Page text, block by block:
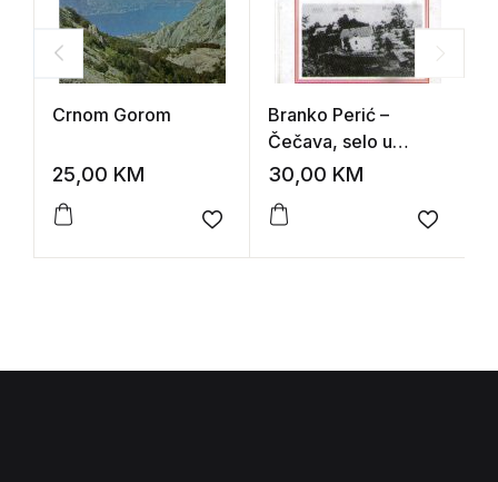
Crnom Gorom
25,00 KM
Add to wishlist
Branko Perić –
Čečava, selo u
Republici Srpskoj
30,00 KM
Add to